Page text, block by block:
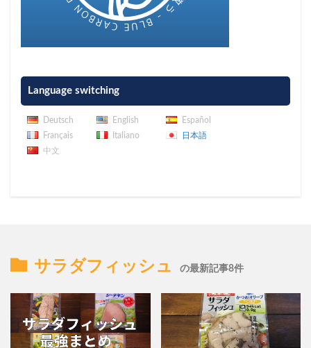
Language switching
Deutsch English
Español
Français
Italiano
日本語
中文
サラダフィッシュ の最新記事8件